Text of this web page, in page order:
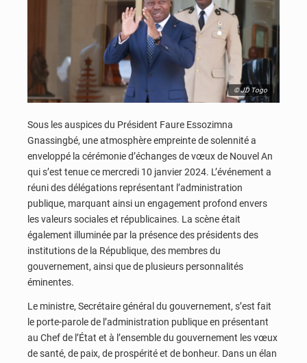
© JD Togo
Sous les auspices du Président Faure Essozimna
Gnassingbé, une atmosphère empreinte de solennité a
enveloppé la cérémonie d’échanges de vœux de Nouvel An
qui s’est tenue ce mercredi 10 janvier 2024. L’événement a
réuni des délégations représentant l’administration
publique, marquant ainsi un engagement profond envers
les valeurs sociales et républicaines. La scène était
également illuminée par la présence des présidents des
institutions de la République, des membres du
gouvernement, ainsi que de plusieurs personnalités
éminentes.
Le ministre, Secrétaire général du gouvernement, s’est fait
le porte-parole de l’administration publique en présentant
au Chef de l’État et à l’ensemble du gouvernement les vœux
de santé, de paix, de prospérité et de bonheur. Dans un élan